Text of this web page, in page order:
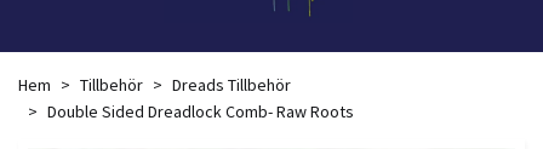
Hem Tillbehör
Dreads Tillbehör
Double Sided Dreadlock Comb- Raw Roots